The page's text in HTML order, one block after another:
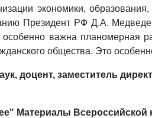
экономики,
Президент РФ Д.А.
важна
общества. Это
доцент, заместитель
Материалы Всероссийской